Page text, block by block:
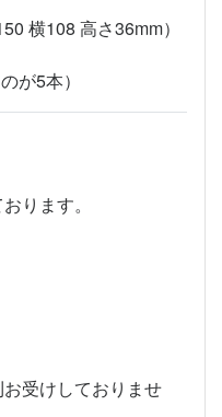
横108 高さ36mm）
が5本）
ります。
受けしておりませ